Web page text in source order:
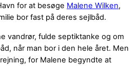
for at besøge Malene Wilken,
bor fast på deres sejlbåd.
vandrør, fulde septiktanke og om
når man bor i den hele året. Men
for Malene begyndte at